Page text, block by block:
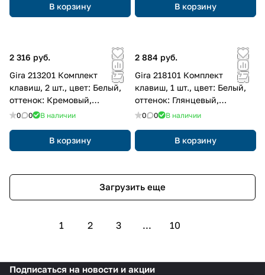
В корзину В корзину
2 316 руб.
Gira 213201 Комплект
клавиш, 2 шт., цвет: Белый,
оттенок: Кремовый,
глянцевый
0 0 В наличии
В корзину
2 884 руб.
Gira 218101 Комплект
клавиш, 1 шт., цвет: Белый,
оттенок: Глянцевый,
кремовый
0 0 В наличии
В корзину
Загрузить еще
1 2 3 ... 10
Подписаться на новости и акции